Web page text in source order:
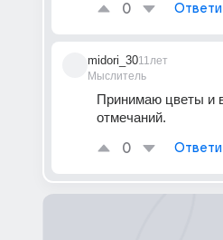
0
midori_30
Мыслитель
11лет
Принимаю цветы и
отмечаний.
0